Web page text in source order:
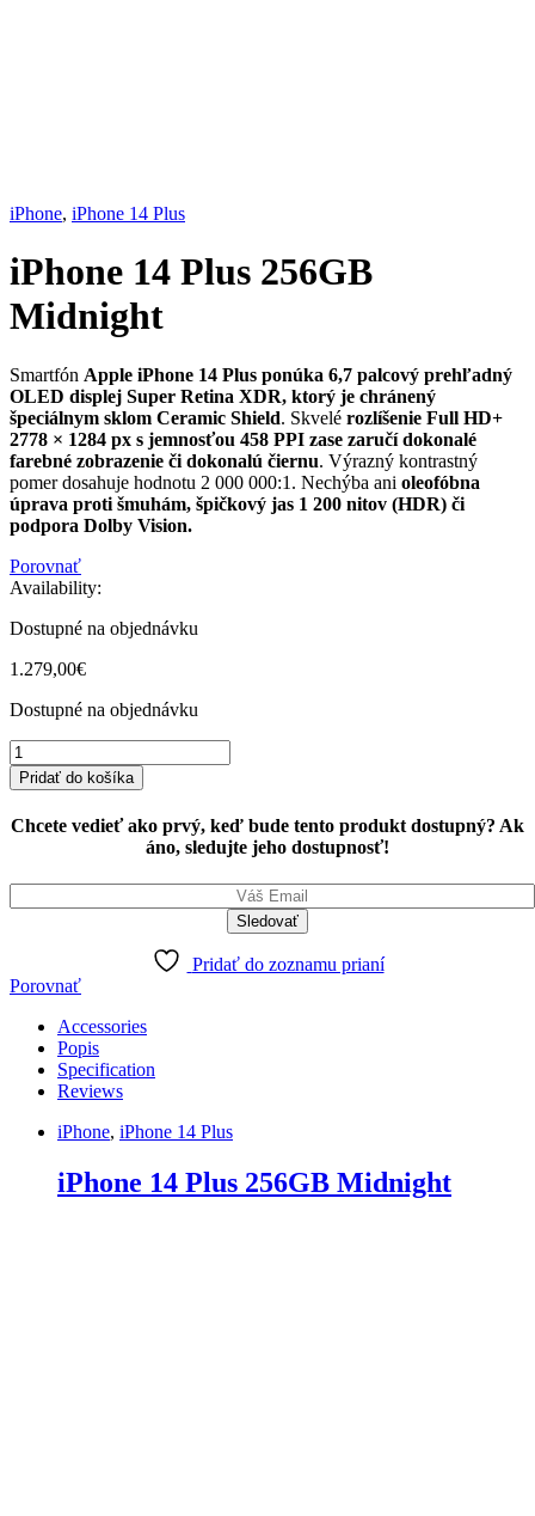
iPhone, iPhone 14 Plus
iPhone 14 Plus 256GB
Midnight
Smartfón Apple iPhone 14 Plus ponúka 6,7 palcový prehľadný
OLED displej Super Retina XDR, ktorý je chránený
špeciálnym sklom Ceramic Shield. Skvelé rozlíšenie Full HD+
2778 × 1284 px s jemnosťou 458 PPI zase zaručí dokonalé
farebné zobrazenie či dokonalú čiernu. Výrazný kontrastný
pomer dosahuje hodnotu 2 000 000:1. Nechýba ani oleofóbna
úprava proti šmuhám, špičkový jas 1 200 nitov (HDR) či
podpora Dolby Vision.
Porovnať
Availability:
Dostupné na objednávku
1.279,00€
Dostupné na objednávku
iPhone
14
Plus
Midnight
Pridať do košíka
Chcete vedieť ako prvý, keď bude tento produkt dostupný? Ak
áno, sledujte jeho dostupnosť!
Pridať do zoznamu prianí
Porovnať
Accessories
Popis
Specification
Reviews
iPhone, iPhone 14 Plus
iPhone 14 Plus 256GB Midnight